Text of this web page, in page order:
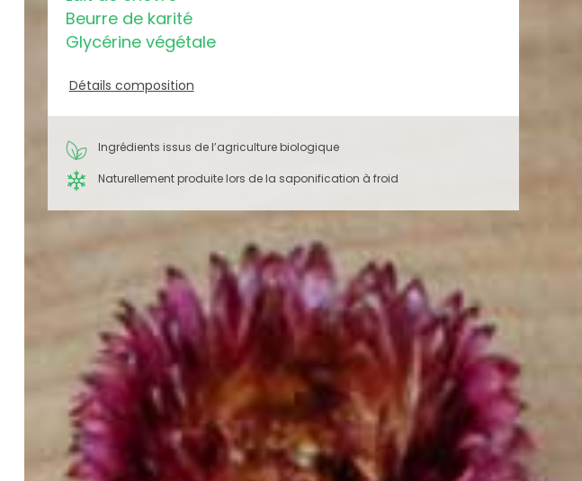
Beurre de karité
Glycérine végétale
Détails composition
Ingrédients issus de l’agriculture biologique
Naturellement produite lors de la saponification à froid